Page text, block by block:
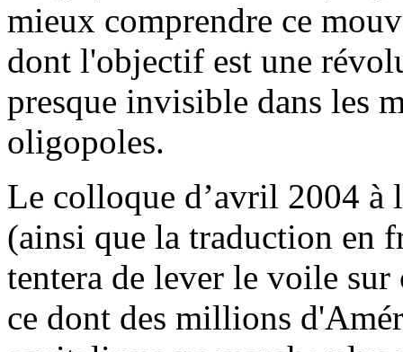
mieux comprendre ce
dont l'objectif est une
presque invisible dans les
oligopoles.
Le colloque d’avril 2004 à
(ainsi que la traduction en
tentera de lever le voile
ce dont des millions